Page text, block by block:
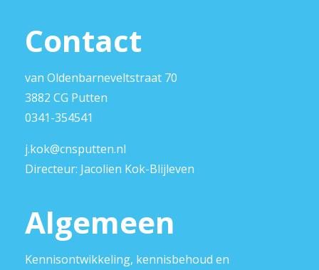
Contact
van Oldenbarneveltstraat 70
3882 CG Putten
0341-354541
j.kok@cnsputten.nl
Directeur: Jacolien Kok-Blijleven
Algemeen
Kennisontwikkeling, kennisbehoud en